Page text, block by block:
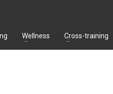
Wellness Cross-training